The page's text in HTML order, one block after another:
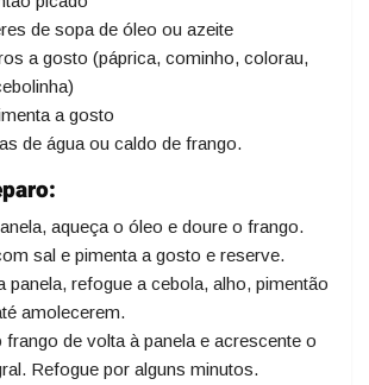
de sopa de óleo ou azeite
a gosto (páprica, cominho, colorau,
a gosto
de água ou caldo de frango.
aqueça o óleo e doure o frango.
sal e pimenta a gosto e reserve.
panela, refogue a cebola, alho, pimentão
amolecerem.
frango de volta à panela e acrescente o
Refogue por alguns minutos.